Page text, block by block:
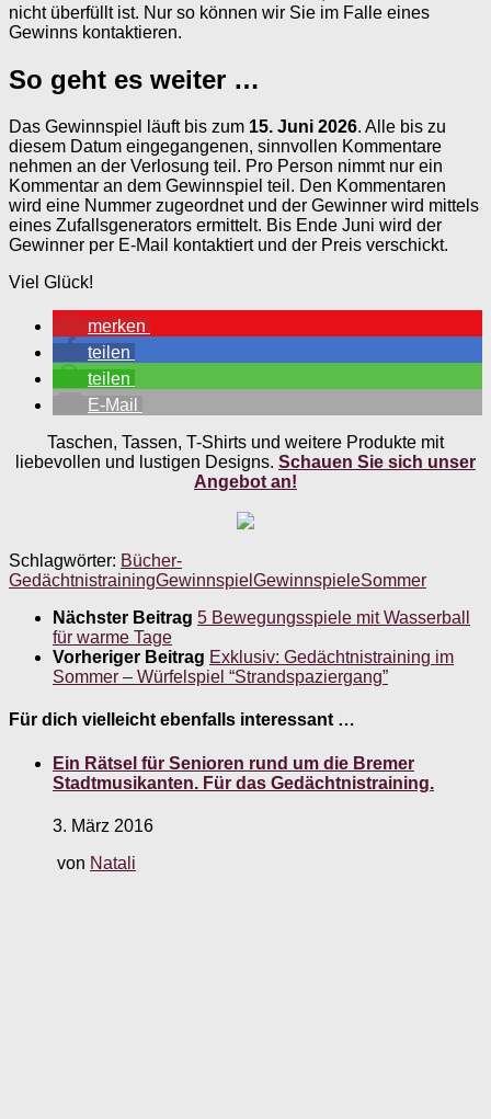
nicht überfüllt ist. Nur so können wir Sie im Falle eines
Gewinns kontaktieren.
So geht es weiter …
Das Gewinnspiel läuft bis zum 15. Juni 2026. Alle bis zu
diesem Datum eingegangenen, sinnvollen Kommentare
nehmen an der Verlosung teil. Pro Person nimmt nur ein
Kommentar an dem Gewinnspiel teil. Den Kommentaren
wird eine Nummer zugeordnet und der Gewinner wird mittels
eines Zufallsgenerators ermittelt. Bis Ende Juni wird der
Gewinner per E-Mail kontaktiert und der Preis verschickt.
Viel Glück!
merken
teilen
teilen
E-Mail
Taschen, Tassen, T-Shirts und weitere Produkte mit
liebevollen und lustigen Designs. Schauen Sie sich unser
Angebot an!
Schlagwörter: Bücher-
GedächtnistrainingGewinnspiel GewinnspieleSommer
Nächster Beitrag 5 Bewegungsspiele mit Wasserball
für warme Tage
Vorheriger Beitrag Exklusiv: Gedächtnistraining im
Sommer – Würfelspiel “Strandspaziergang”
Für dich vielleicht ebenfalls interessant …
Ein Rätsel für Senioren rund um die Bremer
Stadtmusikanten. Für das Gedächtnistraining.
3. März 2016
von Natali